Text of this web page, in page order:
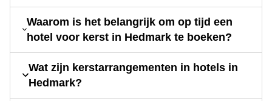
Waarom is het belangrijk om op tijd een
hotel voor kerst in Hedmark te boeken?
Wat zijn kerstarrangementen in hotels in
Hedmark?